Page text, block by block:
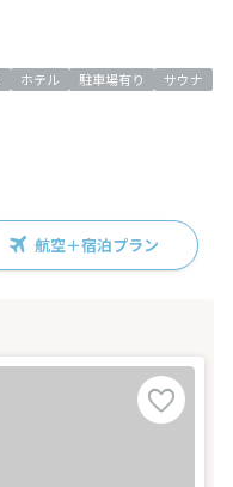
ホテル 駐車場有り
サウナ
航空＋宿泊プラン